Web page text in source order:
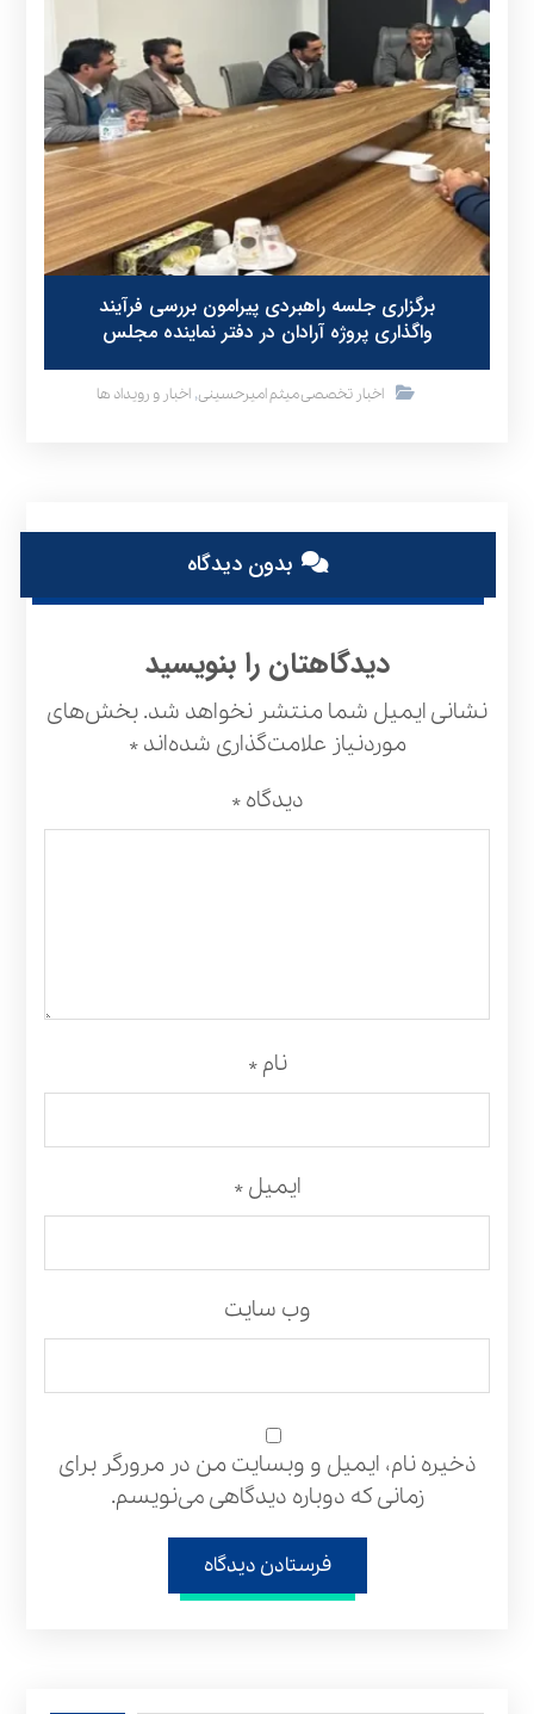
برگزاری جلسه راهبردی پیرامون بررسی فرآیند
واگذاری پروژه آرادان در دفتر نماینده مجلس
اخبار تخصصی میثم امیرحسینی,اخبار و رویداد ها
بدون دیدگاه
دیدگاهتان را بنویسید
نشانی ایمیل شما منتشر نخواهد شد.بخش‌های
موردنیاز علامت‌گذاری شده‌اند*
دیدگاه*
نام*
ایمیل*
وب‌ سایت
ذخیره نام، ایمیل و وبسایت من در مرورگر برای
زمانی که دوباره دیدگاهی می‌نویسم.
فرستادن دیدگاه